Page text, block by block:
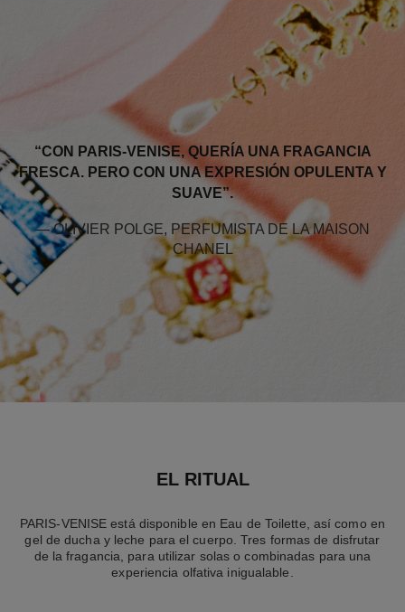
“CON PARIS-VENISE, QUERÍA UNA FRAGANCIA
FRESCA. PERO CON UNA EXPRESIÓN OPULENTA Y
SUAVE”.
— OLIVIER POLGE, PERFUMISTA DE LA MAISON
CHANEL
EL RITUAL
PARIS-VENISE está disponible en Eau de Toilette, así como en
gel de ducha y leche para el cuerpo. Tres formas de disfrutar
de la fragancia, para utilizar solas o combinadas para una
experiencia olfativa inigualable.